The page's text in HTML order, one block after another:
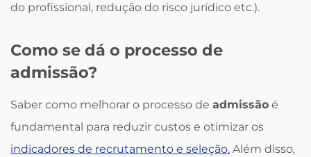
do profissional, redução do risco jurídico etc.).
Como se dá o processo de
admissão?
Saber como melhorar o processo de admissão é
fundamental para reduzir custos e otimizar os
indicadores de recrutamento e seleção. Além disso,